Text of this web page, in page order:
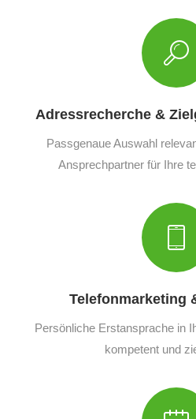
Adressrecherche &
Passgenaue Auswahl
Ansprechpartner für Ihre
Telefonmarketing
Persönliche Erstansprache in
kompetent und